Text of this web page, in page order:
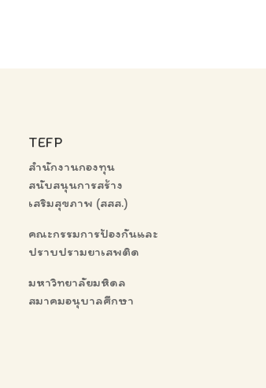
TEFP
สำนักงานกองทุน
สนับสนุนการสร้าง
เสริมสุขภาพ (สสส.)
คณะกรรมการป้องกันและ
ปราบปรามยาเสพติด
มหาวิทยาลัยมหิดล
สมาคมอนุบาลศึกษา